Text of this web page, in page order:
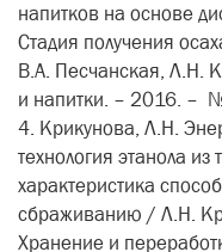
напитков на основе
Стадия получения
В.А. Песчанская, Л.Н.
и напитки. – 2016. –
4. Крикунова, Л.Н.
технология этанола
характеристика
сбраживанию / Л.Н.
Хранение и